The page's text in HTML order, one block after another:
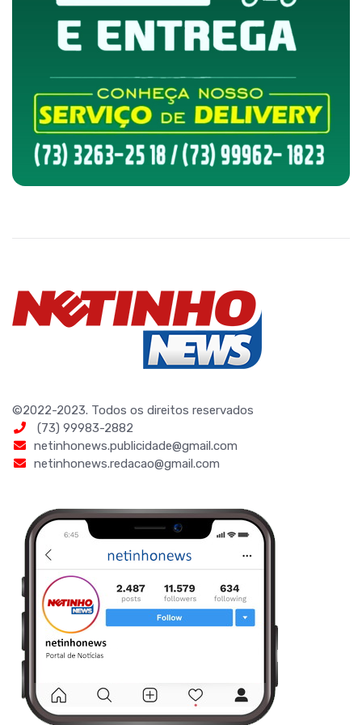
©2022-2023. Todos os direitos reservados
(73) 99983-2882
netinhonews.publicidade@gmail.com
netinhonews.redacao@gmail.com